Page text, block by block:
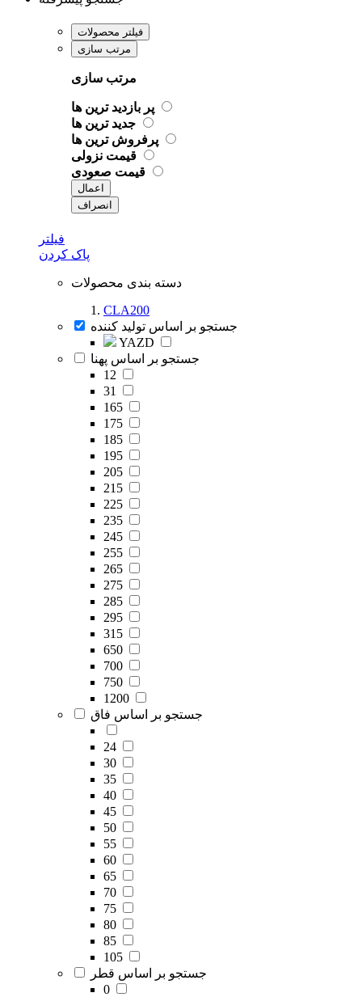
فیلتر محصولات
مرتب سازی
مرتب سازی
پر بازدید ترین ها
جدید ترین ها
پرفروش ترین ها
قیمت نزولی
قیمت صعودی
اعمال
انصراف
فیلتر
پاک کردن
دسته بندی محصولات
CLA200
جستجو بر اساس تولید کننده
YAZD
جستجو بر اساس پهنا
12
31
165
175
185
195
205
215
225
235
245
255
265
275
285
295
315
650
700
750
1200
جستجو بر اساس فاق
24
30
35
40
45
50
55
60
65
70
75
80
85
105
جستجو بر اساس قطر
0